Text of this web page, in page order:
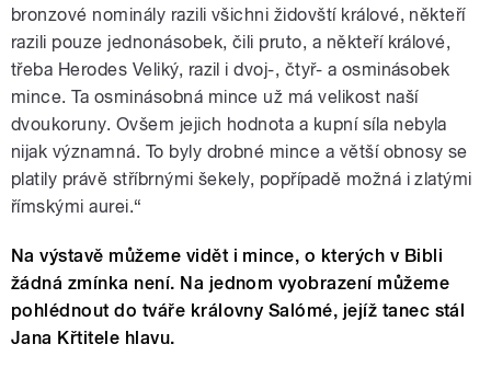
bronzové nominály razili všichni židovští králové, někteří
razili pouze jednonásobek, čili pruto, a někteří králové,
třeba Herodes Veliký, razil i dvoj-, čtyř- a osminásobek
mince. Ta osminásobná mince už má velikost naší
dvoukoruny. Ovšem jejich hodnota a kupní síla nebyla
nijak významná. To byly drobné mince a větší obnosy se
platily právě stříbrnými šekely, popřípadě možná i zlatými
římskými aurei.“
Na výstavě můžeme vidět i mince, o kterých v Bibli
žádná zmínka není. Na jednom vyobrazení můžeme
pohlédnout do tváře královny Salómé, jejíž tanec stál
Jana Křtitele hlavu.